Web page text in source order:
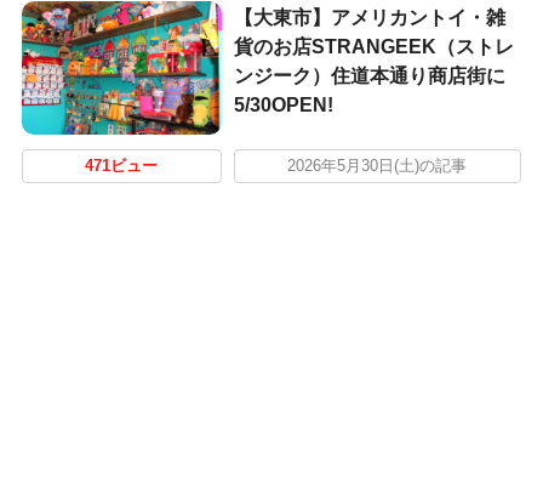
【大東市】アメリカントイ・雑
貨のお店STRANGEEK（ストレ
ンジーク）住道本通り商店街に
5/30OPEN!
471ビュー 2026年5月30日(土)の記事